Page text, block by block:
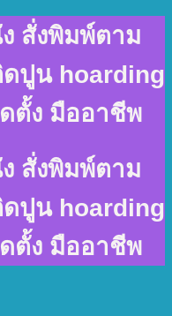
สั่งพิมพ์ตาม
ปูน hoarding
ตั้ง มืออาชีพ
สั่งพิมพ์ตาม
ปูน hoarding
ตั้ง มืออาชีพ